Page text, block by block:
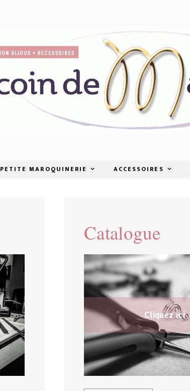
PETITE MAROQUINERIE ACCESSOIRES
Catalogue
Cliquez ici